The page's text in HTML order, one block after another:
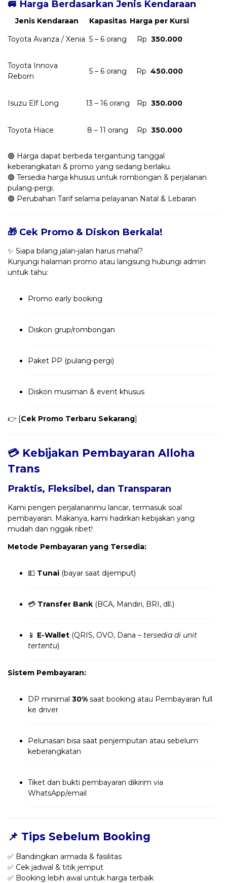
🚐 Harga Berdasarkan Jenis Kendaraan
Jenis Kendaraan Kapasitas Harga per Kursi
Toyota Avanza / Xenia 5 – 6 orang Rp 350.000
Toyota Innova
Reborn
5 – 6 orang Rp 450.000
Isuzu Elf Long 13 – 16 orang Rp 350.000
Toyota Hiace 8 – 11 orang Rp 350.000
🟢 Harga dapat berbeda tergantung tanggal
keberangkatan & promo yang sedang berlaku.
🟢 Tersedia harga khusus untuk rombongan & perjalanan
pulang-pergi.
🟢 Perubahan Tarif selama pelayanan Natal & Lebaran
🎁 Cek Promo & Diskon Berkala!
✨ Siapa bilang jalan-jalan harus mahal?
Kunjungi halaman promo atau langsung hubungi admin
untuk tahu:
Promo early booking
Diskon grup/rombongan
Paket PP (pulang-pergi)
Diskon musiman & event khusus
👉 [Cek Promo Terbaru Sekarang]
💳 Kebijakan Pembayaran Alloha
Trans
Praktis, Fleksibel, dan Transparan
Kami pengen perjalananmu lancar, termasuk soal
pembayaran. Makanya, kami hadirkan kebijakan yang
mudah dan nggak ribet!
Metode Pembayaran yang Tersedia:
💵 Tunai (bayar saat dijemput)
💳 Transfer Bank (BCA, Mandiri, BRI, dll.)
📱 E-Wallet (QRIS, OVO, Dana – tersedia di unit
tertentu)
Sistem Pembayaran:
DP minimal 30% saat booking atau Pembayaran full
ke driver
Pelunasan bisa saat penjemputan atau sebelum
keberangkatan
Tiket dan bukti pembayaran dikirim via
WhatsApp/email
📌 Tips Sebelum Booking
✅ Bandingkan armada & fasilitas
✅ Cek jadwal & titik jemput
✅ Booking lebih awal untuk harga terbaik